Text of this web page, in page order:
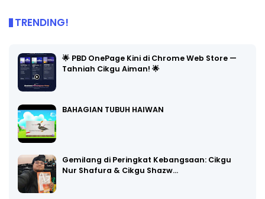
TRENDING!
🌟 PBD OnePage Kini di Chrome Web Store —
Tahniah Cikgu Aiman! 🌟
BAHAGIAN TUBUH HAIWAN
Gemilang di Peringkat Kebangsaan: Cikgu
Nur Shafura & Cikgu Shazw…